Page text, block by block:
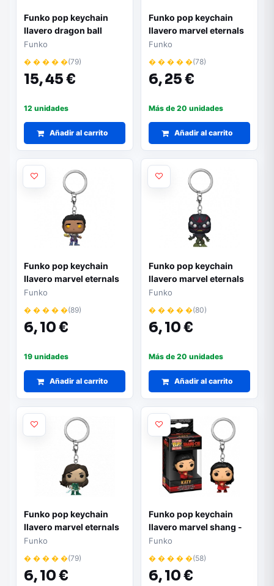
Funko pop keychain
llavero dragon ball
super: super hero
orange piccolo 75641
Funko
� � � � �(79)
15,45 €
12 unidades
Añadir al carrito
Funko pop keychain
llavero marvel eternals
ikaris 50089
Funko
� � � � �(78)
6,25 €
Más de 20 unidades
Añadir al carrito
Funko pop keychain
llavero marvel eternals
kingo 50770
Funko
� � � � �(89)
6,10 €
19 unidades
Añadir al carrito
Funko pop keychain
llavero marvel eternals
kro 50092
Funko
� � � � �(80)
6,10 €
Más de 20 unidades
Añadir al carrito
Funko pop keychain
llavero marvel eternals
sersi 50090
Funko
� � � � �(79)
6,10 €
Funko pop keychain
llavero marvel shang -
chi katy 53760
Funko
� � � � �(58)
6,10 €